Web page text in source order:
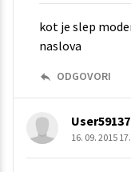
kot je slep
naslova
ODGOVORI
16. 09. 2015